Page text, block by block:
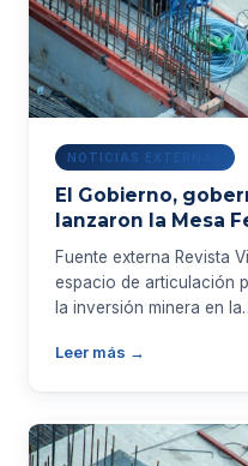
NOTICIAS EXTERNAS
El Gobierno,
lanzaron la Mesa
Fuente externa Revista
espacio de articulación
la inversión minera en
Leer más →